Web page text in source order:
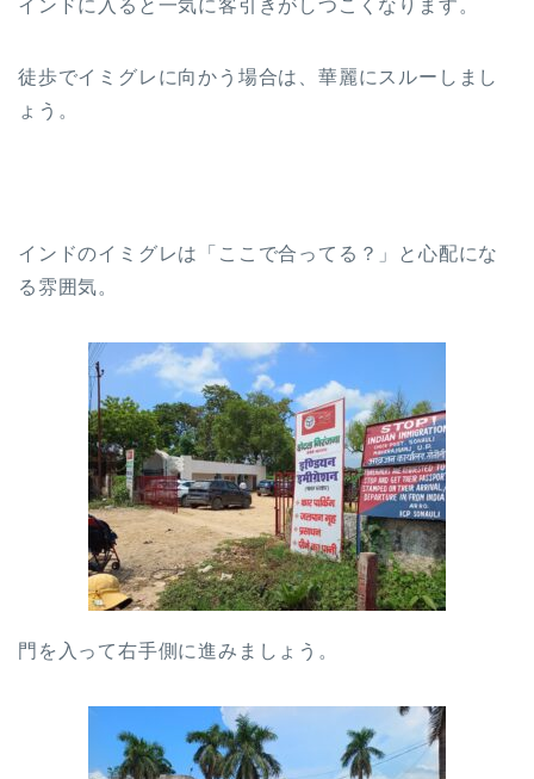
インドに入ると一気に客引きがしつこくなります。
徒歩でイミグレに向かう場合は、華麗にスルーしまし
ょう。
インドのイミグレは「ここで合ってる？」と心配にな
る雰囲気。
門を入って右手側に進みましょう。